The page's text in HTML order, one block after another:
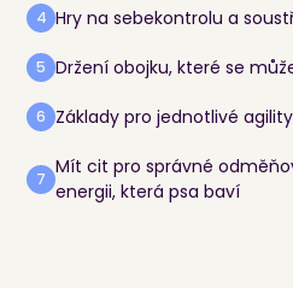
4 Hry na sebekontrolu a
5 Držení obojku, které se
6 Základy pro jednotlivé
7
Mít cit pro správné
energii, která psa baví